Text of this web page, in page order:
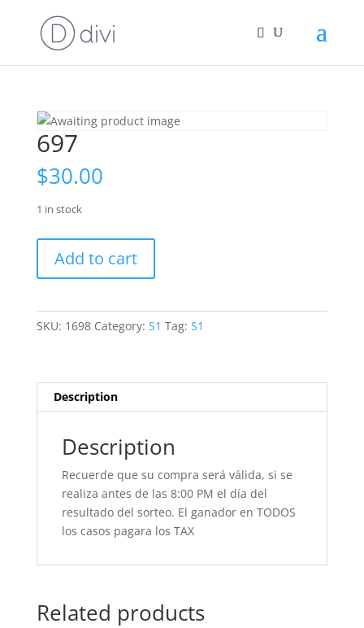
697
$30.00
1 in stock
quantity
Add to cart
SKU: 1698 Category: S1 Tag: S1
Description
Description
Recuerde que su compra será válida, si se
realiza antes de las 8:00 PM el día del
resultado del sorteo. El ganador en TODOS
los casos pagara los TAX
Related products